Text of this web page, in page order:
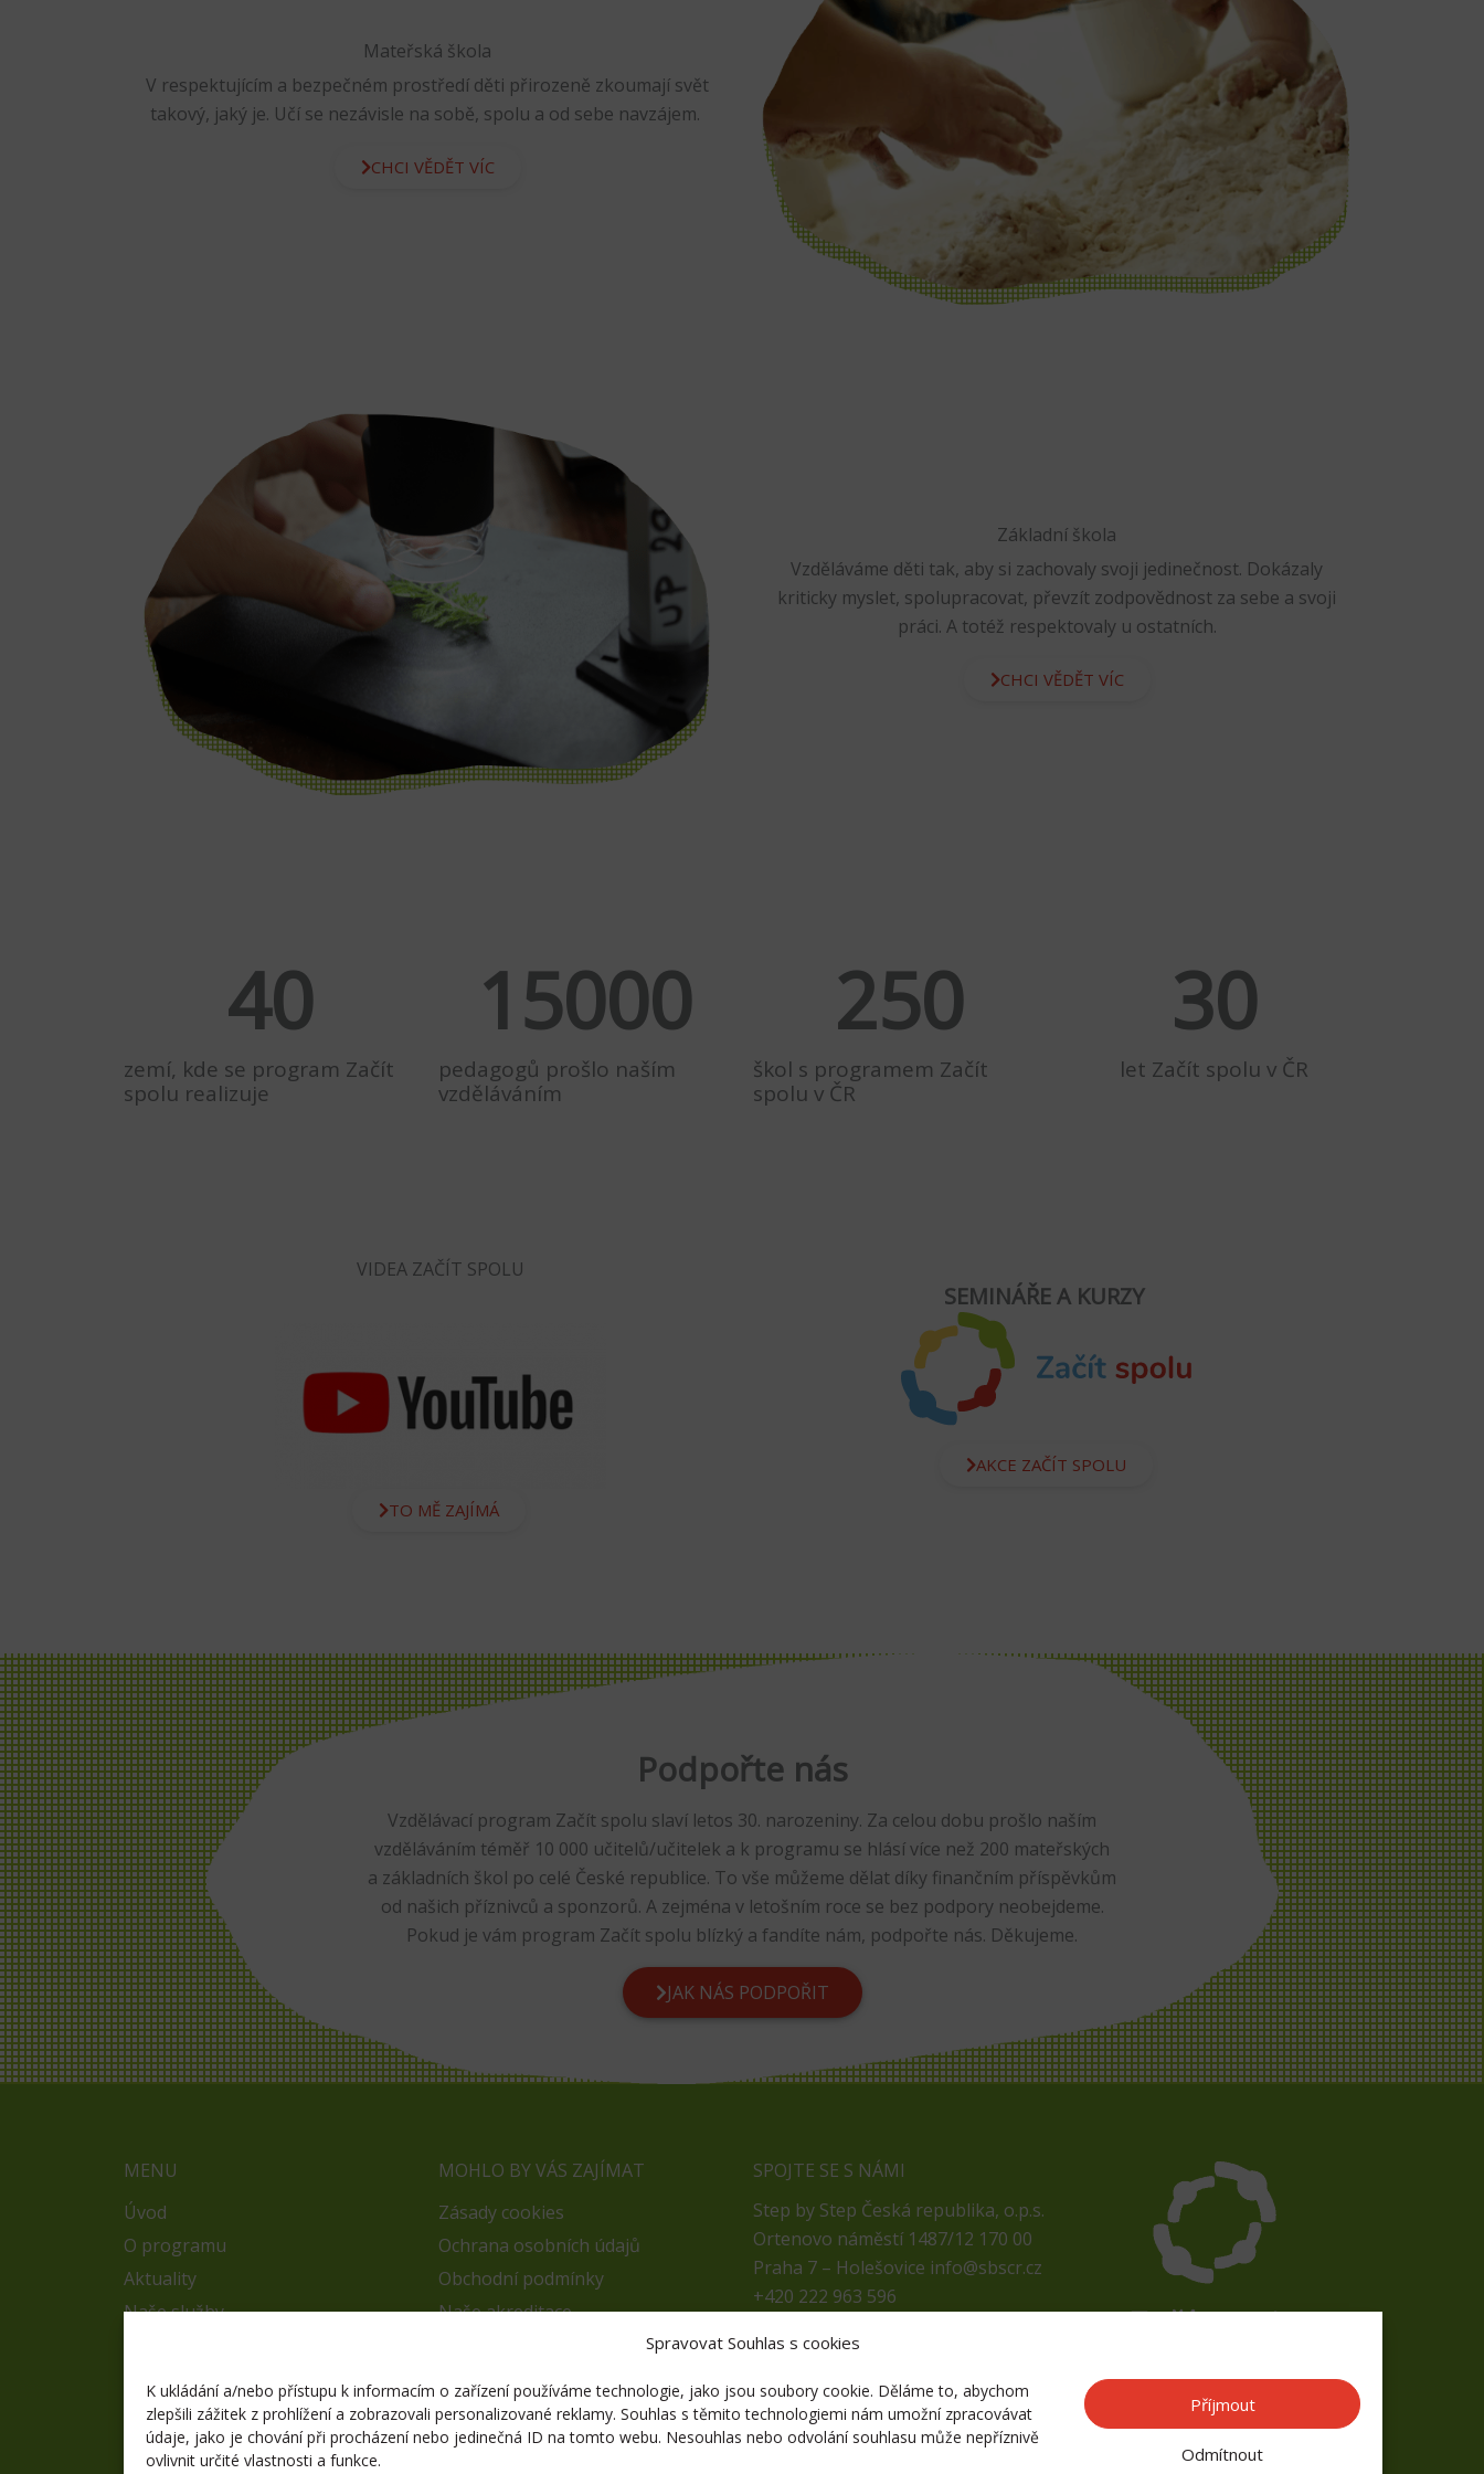
Spravovat Souhlas s cookies
K ukládání a/nebo přístupu k informacím o zařízení používáme technologie, jako jsou soubory cookie. Děláme to, abychom
zlepšili zážitek z prohlížení a zobrazovali personalizované reklamy. Souhlas s těmito technologiemi nám umožní zpracovávat
údaje, jako je chování při procházení nebo jedinečná ID na tomto webu. Nesouhlas nebo odvolání souhlasu může nepříznivě
ovlivnit určité vlastnosti a funkce.
Příjmout
Odmítnout
Mateřská škola
V respektujícím a bezpečném prostředí děti přirozeně zkoumají svět
takový, jaký je. Učí se nezávisle na sobě, spolu a od sebe navzájem.
CHCI VĚDĚT VÍC
Základní škola
Vzděláváme děti tak, aby si zachovaly svoji jedinečnost. Dokázaly
kriticky myslet, spolupracovat, převzít zodpovědnost za sebe a svoji
práci. A totéž respektovaly u ostatních.
CHCI VĚDĚT VÍC
zemí, kde se program Začít
spolu realizuje
40
pedagogů prošlo naším
vzděláváním
15000
škol s programem Začít
spolu v ČR
250
let Začít spolu v ČR
30
VIDEA ZAČÍT SPOLU
TO MĚ ZAJÍMÁ
SEMINÁŘE A KURZY
AKCE ZAČÍT SPOLU
Podpořte nás
Vzdělávací program Začít spolu slaví letos 30. narozeniny. Za celou dobu prošlo naším
vzděláváním téměř 10 000 učitelů/učitelek a k programu se hlásí více než 200 mateřských
a základních škol po celé České republice. To vše můžeme dělat díky finančním příspěvkům
od našich příznivců a sponzorů. A zejména v letošním roce se bez podpory neobejdeme.
Pokud je vám program Začít spolu blízký a fandíte nám, podpořte nás. Děkujeme.
JAK NÁS PODPOŘIT
MENU
Úvod
O programu
Aktuality
Naše služby
Nabídka
O nás
MOHLO BY VÁS ZAJÍMAT
Zásady cookies
Ochrana osobních údajů
Obchodní podmínky
Naše akreditace
SPOJTE SE S NÁMI
Step by Step Česká republika, o.p.s.
Ortenovo náměstí 1487/12 170 00
Praha 7 – Holešovice info@sbscr.cz
+420 222 963 596
F
a
c
e
Y
o
u
t
i
n
k
n
s
t